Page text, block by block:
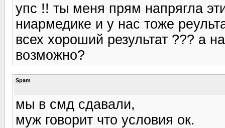
упс !! ты меня прям напрягла
ниармедике и у нас тоже
всех хороший результат ??? а
возможно?
Spam
мы в смд сдавали,
муж говорит что условия ок.